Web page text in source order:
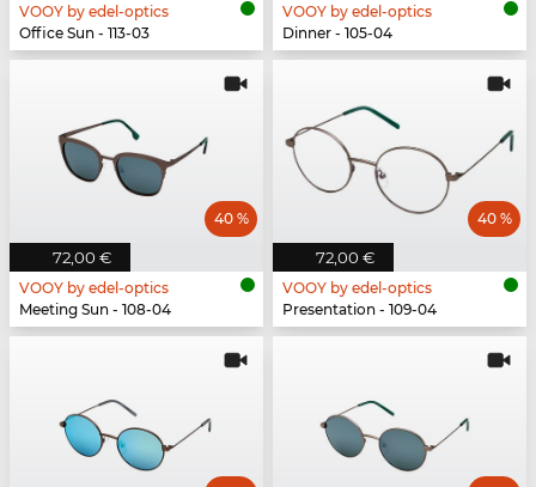
VOOY by edel-optics
Office Sun - 113-03
VOOY by edel-optics
Dinner - 105-04
72,00 €
40 %
VOOY by edel-optics
Meeting Sun - 108-04
72,00 €
40 %
VOOY by edel-optics
Presentation - 109-04